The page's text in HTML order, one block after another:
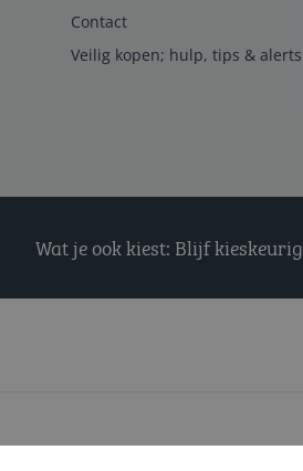
Contact
Veilig kopen; hulp, tips & alerts
Wat je ook kiest: Blijf kieskeurig